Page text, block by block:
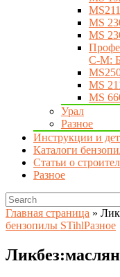
MS211
MS
MS
C-M:
MS
MS
Урал
Разное
Инструкции и
Каталоги
Статьи о
Разное
Главная страница »
бензопилы STihlРазное